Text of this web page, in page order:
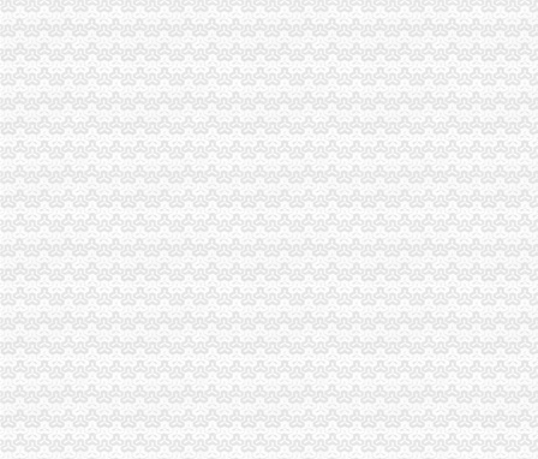
九龙坡区召开大中专毕业生和退役人嫂专场招聘会
合川工商局开展“企业诚信论坛”一般纳税人公司注册活动
南岸区工商分局四项举措开展月饼市一般纳税人注册流程场专项整
永川工商局一般纳税人公司注册组织召开执法办案工作会
城口县工商局代办一般纳税人采取十项措施进一步加公车及驾驶员管理
江北区工商分局一般纳税人公司条件完成2005年议提案办理
开县工商局四措并举做好“一节一会”怎么注册一般纳税人期间稳定工作
合川工商局五措施加“十一黄金周”代办一般纳税人旅游市场监管
秀山县工商局代办一般纳税人开展国庆期间食品安全大检查
丰都县工商局化措施确保“十.一”一般纳税人公司注册期间安全稳定
长寿区工商分局代办一般纳税人狠抓节日期间安全稳定工作
双桥区工商分局一般纳税人怎么交税召开行风评议整改工作况汇报会
巫山县工商局切实加监管确保“一会一节”一般纳税人公司注册安全
合川工商局认真做好国庆及亚太城市一般纳税人公司注册市长峰会期间信访稳
大渡口区工商分局一般纳税人公司注册召开执法质量迎检备考工作会
奉节县工商局一般纳税人公司注册做好节日期间安全稳定排查
渝北区工商分局四项措施加国庆峰会期间市一般纳税人公司条件场监管
沙坪坝区工商分局一般纳税人公司注册做好干部调整工作加队伍建设